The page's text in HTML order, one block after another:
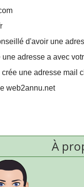
d'avoir une
une adresse a avec
crée une adresse mail
web2annu.net
À